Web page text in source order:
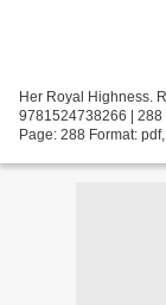
Her Royal Highness.
9781524738266 |
Page: 288 Format: